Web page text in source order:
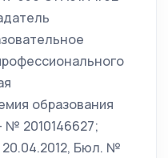
образования
2010146627;
20.04.2012, Бюл. №